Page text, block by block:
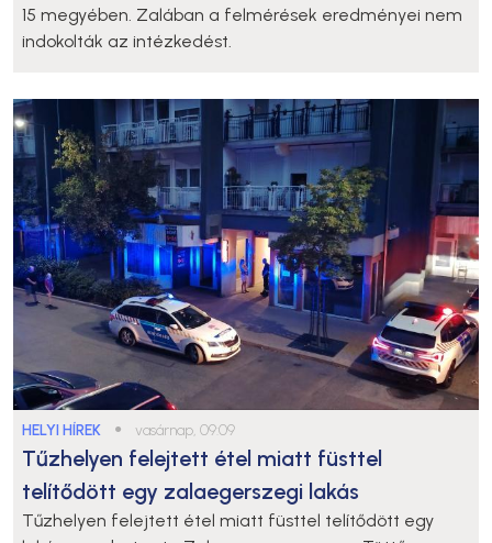
15 megyében. Zalában a felmérések eredményei nem
indokolták az intézkedést.
HELYI HÍREK ● vasárnap, 09:09
Tűzhelyen felejtett étel miatt füsttel
telítődött egy zalaegerszegi lakás
Tűzhelyen felejtett étel miatt füsttel telítődött egy